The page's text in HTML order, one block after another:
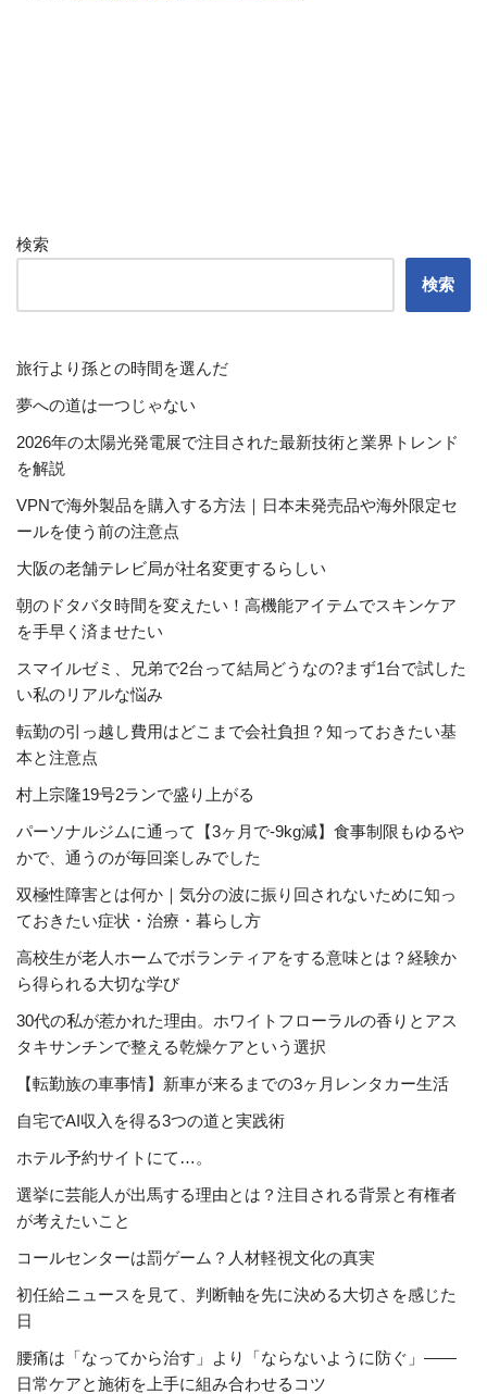
検索
検索
旅行より孫との時間を選んだ
夢への道は一つじゃない
2026年の太陽光発電展で注目された最新技術と業界トレンド
を解説
VPNで海外製品を購入する方法｜日本未発売品や海外限定セ
ールを使う前の注意点
大阪の老舗テレビ局が社名変更するらしい
朝のドタバタ時間を変えたい！高機能アイテムでスキンケア
を手早く済ませたい
スマイルゼミ、兄弟で2台って結局どうなの?まず1台で試した
い私のリアルな悩み
転勤の引っ越し費用はどこまで会社負担？知っておきたい基
本と注意点
村上宗隆19号2ランで盛り上がる
パーソナルジムに通って【3ヶ月で-9kg減】食事制限もゆるや
かで、通うのが毎回楽しみでした
双極性障害とは何か｜気分の波に振り回されないために知っ
ておきたい症状・治療・暮らし方
高校生が老人ホームでボランティアをする意味とは？経験か
ら得られる大切な学び
30代の私が惹かれた理由。ホワイトフローラルの香りとアス
タキサンチンで整える乾燥ケアという選択
【転勤族の車事情】新車が来るまでの3ヶ月レンタカー生活
自宅でAI収入を得る3つの道と実践術
ホテル予約サイトにて…。
選挙に芸能人が出馬する理由とは？注目される背景と有権者
が考えたいこと
コールセンターは罰ゲーム？人材軽視文化の真実
初任給ニュースを見て、判断軸を先に決める大切さを感じた
日
腰痛は「なってから治す」より「ならないように防ぐ」――
日常ケアと施術を上手に組み合わせるコツ